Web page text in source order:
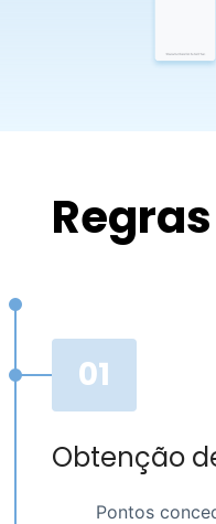
01
Obtenção
Pontos